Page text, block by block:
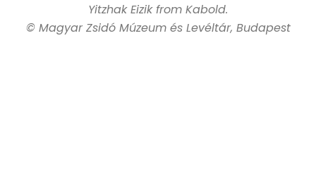
Yitzhak Eizik from Kabold.
© Magyar Zsidó Múzeum és Levéltár, Budapest